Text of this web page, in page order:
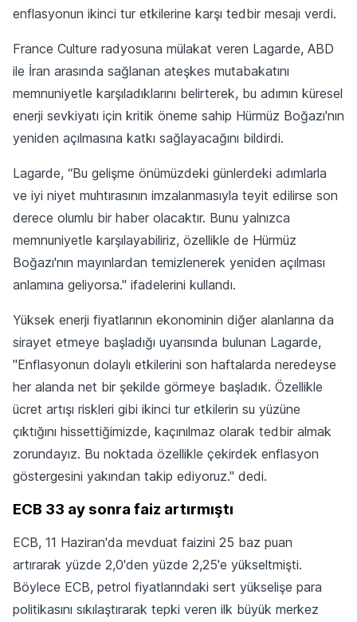
enflasyonun ikinci tur etkilerine karşı tedbir mesajı verdi.
France Culture radyosuna mülakat veren Lagarde, ABD
ile İran arasında sağlanan ateşkes mutabakatını
memnuniyetle karşıladıklarını belirterek, bu adımın küresel
enerji sevkiyatı için kritik öneme sahip Hürmüz Boğazı'nın
yeniden açılmasına katkı sağlayacağını bildirdi.
Lagarde, “Bu gelişme önümüzdeki günlerdeki adımlarla
ve iyi niyet muhtırasının imzalanmasıyla teyit edilirse son
derece olumlu bir haber olacaktır. Bunu yalnızca
memnuniyetle karşılayabiliriz, özellikle de Hürmüz
Boğazı'nın mayınlardan temizlenerek yeniden açılması
anlamına geliyorsa." ifadelerini kullandı.
Yüksek enerji fiyatlarının ekonominin diğer alanlarına da
sirayet etmeye başladığı uyarısında bulunan Lagarde,
"Enflasyonun dolaylı etkilerini son haftalarda neredeyse
her alanda net bir şekilde görmeye başladık. Özellikle
ücret artışı riskleri gibi ikinci tur etkilerin su yüzüne
çıktığını hissettiğimizde, kaçınılmaz olarak tedbir almak
zorundayız. Bu noktada özellikle çekirdek enflasyon
göstergesini yakından takip ediyoruz." dedi.
ECB 33 ay sonra faiz artırmıştı
ECB, 11 Haziran'da mevduat faizini 25 baz puan
artırarak yüzde 2,0'den yüzde 2,25'e yükseltmişti.
Böylece ECB, petrol fiyatlarındaki sert yükselişe para
politikasını sıkılaştırarak tepki veren ilk büyük merkez